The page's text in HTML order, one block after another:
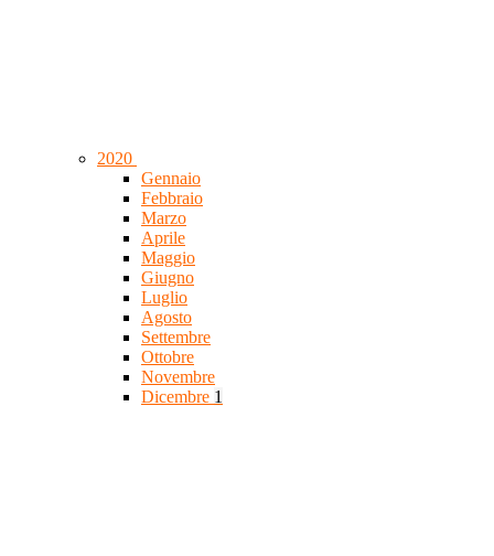
2020
Gennaio
Febbraio
Marzo
Aprile
Maggio
Giugno
Luglio
Agosto
Settembre
Ottobre
Novembre
Dicembre 1